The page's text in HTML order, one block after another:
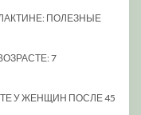
ПОЛЕЗНЫЕ
7
У ЖЕНЩИН ПОСЛЕ 45